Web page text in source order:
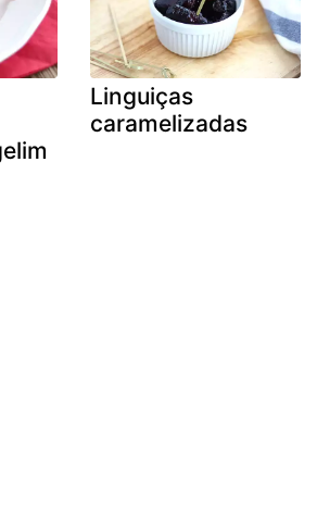
Linguiças
caramelizadas